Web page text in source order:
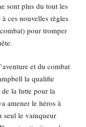
sont plus du tout les
ces nouvelles règles
pour tromper
et du combat
la qualifie
de la lutte pour la
amener le héros à
seul le vainqueur